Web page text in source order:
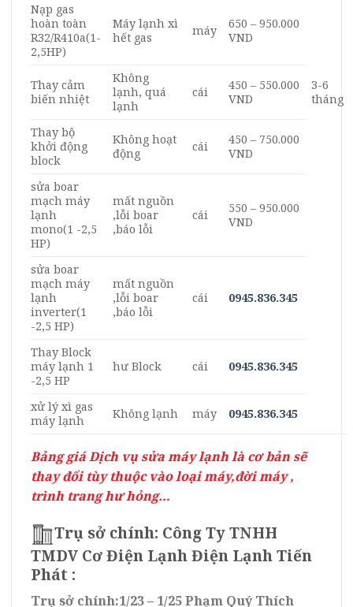
3-6
tháng
Nạp gas
hoàn toàn
R32/R410a(1-
2,5HP)
Máy lạnh xì
hết gas
máy
650 – 950.000
VND
Thay cảm
biến nhiệt
Không
lạnh, quá
lạnh
cái
450 – 550.000
VND
Thay bộ
khởi động
block
Không hoạt
động
cái
450 – 750.000
VND
sửa boar
mạch máy
lạnh
mono(1 -2,5
HP)
mất nguồn
,lỗi boar
,báo lỗi
cái
550 – 950.000
VND
sửa boar
mạch máy
lạnh
inverter(1
-2,5 HP)
mất nguồn
,lỗi boar
,báo lỗi
cái 0945.836.345
Thay Block
máy lạnh 1
-2,5 HP
hư Block cái 0945.836.345
xử lý xì gas
máy lạnh
Không lạnh máy 0945.836.345
Bảng giá Dịch vụ sửa máy lạnh là cơ bản sẽ
thay đổi tùy thuộc vào loại máy,đời máy ,
trình trang hư hỏng…
Trụ sở chính: Công Ty TNHH
TMDV Cơ Điện Lạnh Điện Lạnh Tiến
Phát :
Trụ sở chính:1/23 – 1/25 Phạm Quý Thích